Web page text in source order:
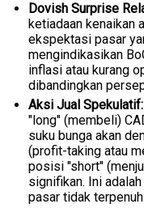
Dovish Surprise
ketiadaan kenaikan
ekspektasi pasar
mengindikasikan
inflasi atau kurang
dibandingkan
Aksi Jual Spekulatif:
"long" (membeli)
suku bunga akan
(profit-taking atau
posisi "short"
signifikan. Ini
pasar tidak